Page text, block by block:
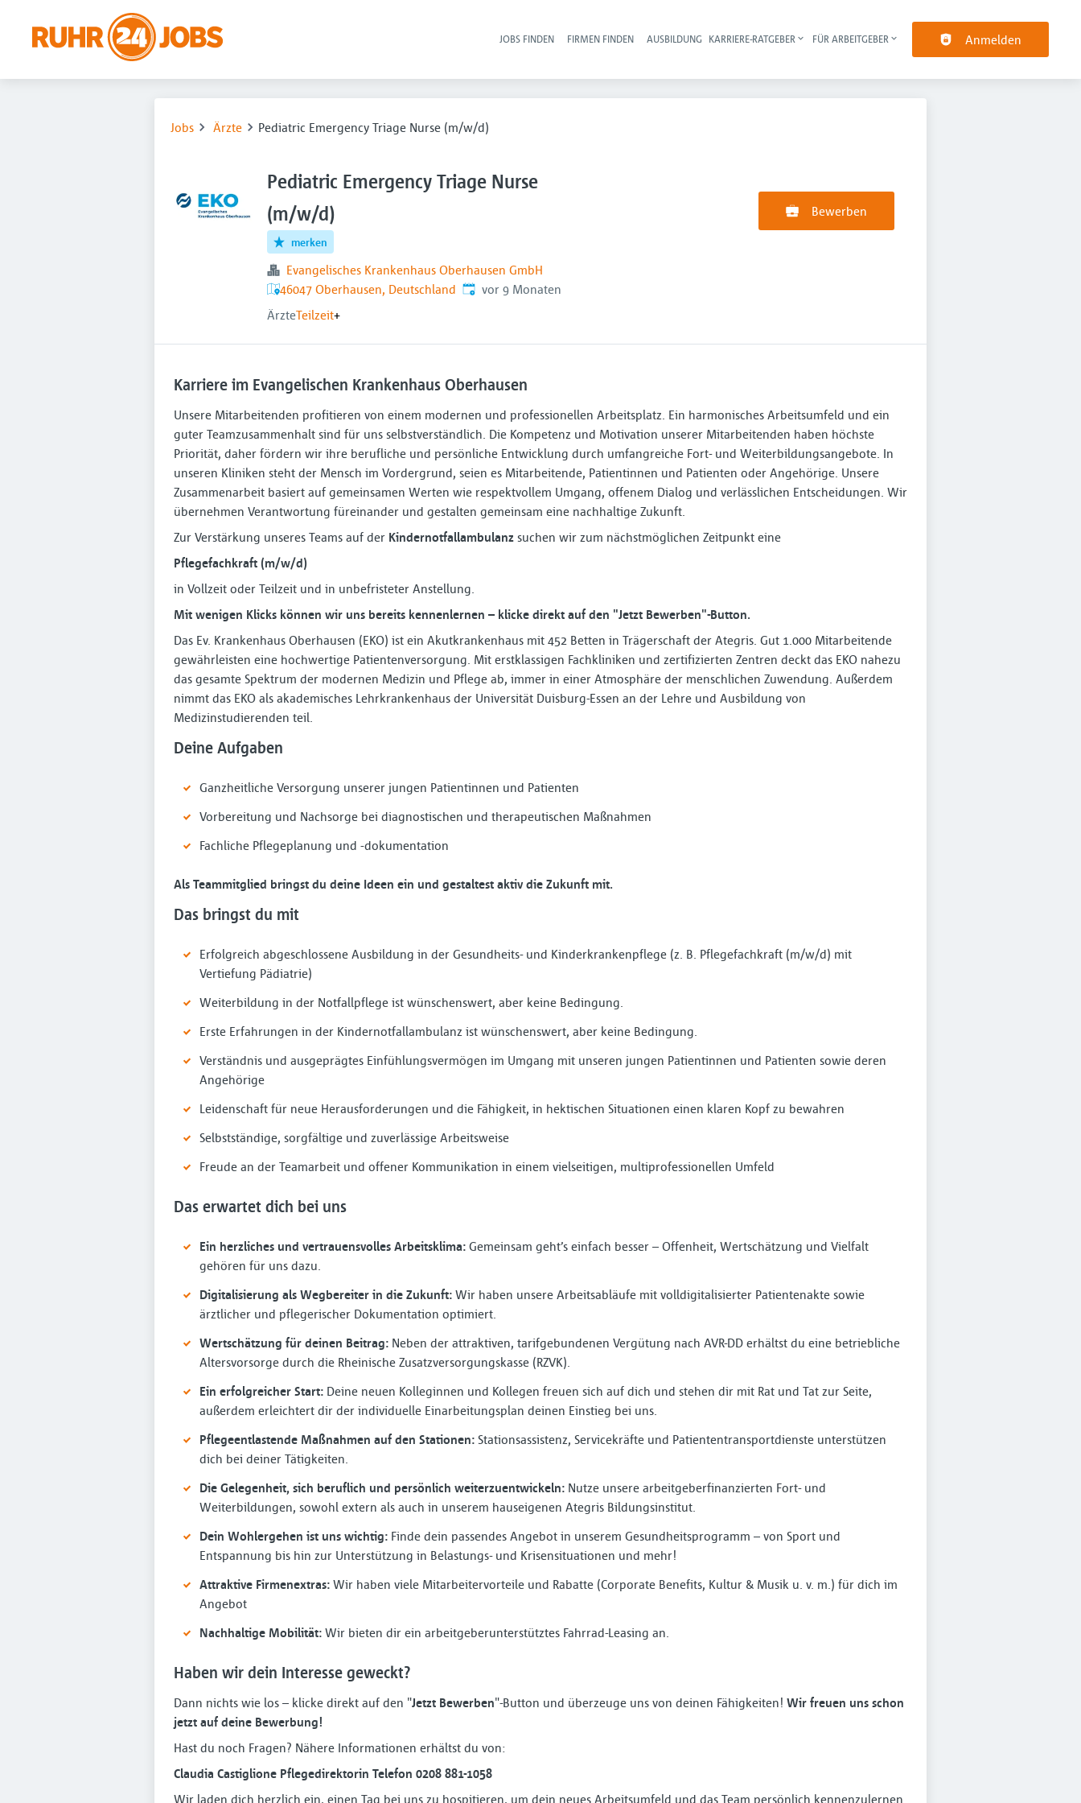
Haupt-Navigation
JOBS FINDEN FIRMEN FINDEN AUSBILDUNG KARRIERE-RATGEBER FÜR ARBEITGEBER Anmelden
Jobs Ärzte Pediatric Emergency Triage Nurse (m/w/d)
Pediatric Emergency Triage Nurse
(m/w/d)
merken
Evangelisches Krankenhaus Oberhausen GmbH
46047 Oberhausen, Deutschland Veröffentlicht:
vor 9 Monaten
ÄrzteTeilzeit+
Bewerben
Karriere im Evangelischen Krankenhaus Oberhausen
Unsere Mitarbeitenden profitieren von einem modernen und professionellen Arbeitsplatz. Ein harmonisches Arbeitsumfeld und ein
guter Teamzusammenhalt sind für uns selbstverständlich. Die Kompetenz und Motivation unserer Mitarbeitenden haben höchste
Priorität, daher fördern wir ihre berufliche und persönliche Entwicklung durch umfangreiche Fort- und Weiterbildungsangebote. In
unseren Kliniken steht der Mensch im Vordergrund, seien es Mitarbeitende, Patientinnen und Patienten oder Angehörige. Unsere
Zusammenarbeit basiert auf gemeinsamen Werten wie respektvollem Umgang, offenem Dialog und verlässlichen Entscheidungen. Wir
übernehmen Verantwortung füreinander und gestalten gemeinsam eine nachhaltige Zukunft.
Zur Verstärkung unseres Teams auf der Kindernotfallambulanz suchen wir zum nächstmöglichen Zeitpunkt eine
Pflegefachkraft (m⁠/⁠w⁠/⁠d)
in Vollzeit oder Teilzeit und in unbefristeter Anstellung.
Mit wenigen Klicks können wir uns bereits kennenlernen – klicke direkt auf den "Jetzt Bewerben"-Button.
Das Ev. Krankenhaus Oberhausen (EKO) ist ein Akutkrankenhaus mit 452 Betten in Trägerschaft der Ategris. Gut 1.000 Mitarbeitende
gewährleisten eine hochwertige Patientenversorgung. Mit erstklassigen Fachkliniken und zertifizierten Zentren deckt das EKO nahezu
das gesamte Spektrum der modernen Medizin und Pflege ab, immer in einer Atmosphäre der menschlichen Zuwendung. Außerdem
nimmt das EKO als akademisches Lehrkrankenhaus der Universität Duisburg-Essen an der Lehre und Ausbildung von
Medizinstudierenden teil.
Deine Aufgaben
Ganzheitliche Versorgung unserer jungen Patientinnen und Patienten
Vorbereitung und Nachsorge bei diagnostischen und therapeutischen Maßnahmen
Fachliche Pflegeplanung und -dokumentation
Als Teammitglied bringst du deine Ideen ein und gestaltest aktiv die Zukunft mit.
Das bringst du mit
Erfolgreich abgeschlossene Ausbildung in der Gesundheits- und Kinderkrankenpflege (z. B. Pflegefachkraft (m⁠/⁠w⁠/⁠d) mit
Vertiefung Pädiatrie)
Weiterbildung in der Notfallpflege ist wünschenswert, aber keine Bedingung.
Erste Erfahrungen in der Kindernotfallambulanz ist wünschenswert, aber keine Bedingung.
Verständnis und ausgeprägtes Einfühlungsvermögen im Umgang mit unseren jungen Patientinnen und Patienten sowie deren
Angehörige
Leidenschaft für neue Herausforderungen und die Fähigkeit, in hektischen Situationen einen klaren Kopf zu bewahren
Selbstständige, sorgfältige und zuverlässige Arbeitsweise
Freude an der Teamarbeit und offener Kommunikation in einem vielseitigen, multiprofessionellen Umfeld
Das erwartet dich bei uns
Ein herzliches und vertrauensvolles Arbeitsklima: Gemeinsam geht’s einfach besser – Offenheit, Wertschätzung und Vielfalt
gehören für uns dazu.
Digitalisierung als Wegbereiter in die Zukunft: Wir haben unsere Arbeitsabläufe mit volldigitalisierter Patientenakte sowie
ärztlicher und pflegerischer Dokumentation optimiert.
Wertschätzung für deinen Beitrag: Neben der attraktiven, tarifgebundenen Vergütung nach AVR-DD erhältst du eine betriebliche
Altersvorsorge durch die Rheinische Zusatzversorgungskasse (RZVK).
Ein erfolgreicher Start: Deine neuen Kolleginnen und Kollegen freuen sich auf dich und stehen dir mit Rat und Tat zur Seite,
außerdem erleichtert dir der individuelle Einarbeitungsplan deinen Einstieg bei uns.
Pflegeentlastende Maßnahmen auf den Stationen: Stationsassistenz, Servicekräfte und Patiententransportdienste unterstützen
dich bei deiner Tätigkeiten.
Die Gelegenheit, sich beruflich und persönlich weiterzuentwickeln: Nutze unsere arbeitgeberfinanzierten Fort- und
Weiterbildungen, sowohl extern als auch in unserem hauseigenen Ategris Bildungsinstitut.
Dein Wohlergehen ist uns wichtig: Finde dein passendes Angebot in unserem Gesundheitsprogramm – von Sport und
Entspannung bis hin zur Unterstützung in Belastungs- und Krisensituationen und mehr!
Attraktive Firmenextras: Wir haben viele Mitarbeitervorteile und Rabatte (Corporate Benefits, Kultur & Musik u. v. m.) für dich im
Angebot
Nachhaltige Mobilität: Wir bieten dir ein arbeitgeberunterstütztes Fahrrad-Leasing an.
Haben wir dein Interesse geweckt?
Dann nichts wie los – klicke direkt auf den "Jetzt Bewerben"-Button und überzeuge uns von deinen Fähigkeiten! Wir freuen uns schon
jetzt auf deine Bewerbung!
Hast du noch Fragen? Nähere Informationen erhältst du von:
Claudia Castiglione Pflegedirektorin Telefon 0208 881-1058
Wir laden dich herzlich ein, einen Tag bei uns zu hospitieren, um dein neues Arbeitsumfeld und das Team persönlich kennenzulernen.